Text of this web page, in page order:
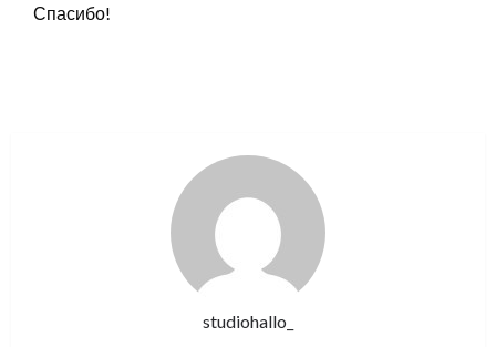
Спасибо!
studiohallo_